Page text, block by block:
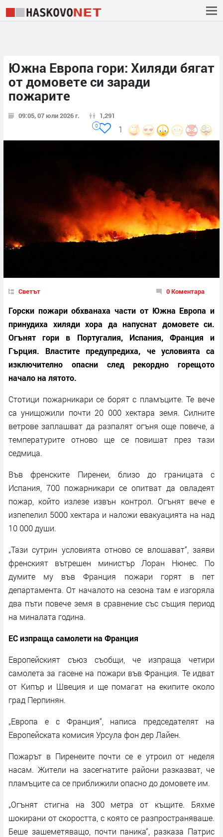
Южна Европа гори: Хиляди бягат
от домовете си заради
пожарите
09:05, 07 юли 2026 г. 1,291
1
0
Светът 0 Коментара
Горски пожари обхванаха части от Южна Европа и
принудиха хиляди хора да напуснат домовете си.
Огънят гори в Португалия, Испания, Франция и
Гърция. Властите предупредиха, че условията са
изключително опасни след рекордно горещото
начало на лятото.
Стотици пожарникари се борят с пламъците. Те вече
са унищожили почти 20 000 хектара земя. Силните
ветрове заплашват да разпалят огъня още повече, а
температурите отново ще се повишат през тази
седмица.
Във френските Пиренеи, близо до границата с
Испания, 700 пожарникари се опитват да овладеят
пожар, който излезе извън контрол. Огънят вече е
изпепелил 5000 хектара и наложи евакуацията на над
10 000 души.
„Тази сутрин условията отново се влошават“, заяви
френският вътрешен министър Лоран Нюнес. По
думите му във Франция пожари горят в пет
департамента. От началото на сезона там е изгоряла
два пъти повече земя в сравнение със същия период
на миналата година.
ЕС изпраща самолети на Франция
Европейският съюз съобщи, че изпраща четири
самолета за гасене на пожари във Франция. Те идват
от Кипър и Швеция и ще помагат на екипите около
град Перпинян.
„Европа е с Франция“, написа председателят на
Европейската комисия Урсула фон дер Лайен.
Пожарът в Пиренеите почти се е утроил от неделя
насам. Жители на засегнатите райони разказват, че
пламъците са се приближили опасно до домовете им.
„Огънят стигна на 300 метра от къщите. Бяхме
шокирани от скоростта, с която се разпространяваше.
Беше зашеметяващо, почти паника“, разказа Патрис